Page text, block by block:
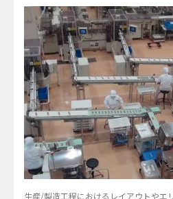
生産/製造工程におけるレイアウトやエ